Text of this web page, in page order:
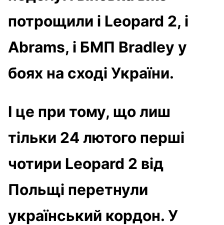
потрощили і Leopard 2, і
Abrams, і БМП Bradley у
боях на сході України.
І це при тому, що лиш
тільки 24 лютого перші
чотири Leopard 2 від
Польщі перетнули
український кордон. У